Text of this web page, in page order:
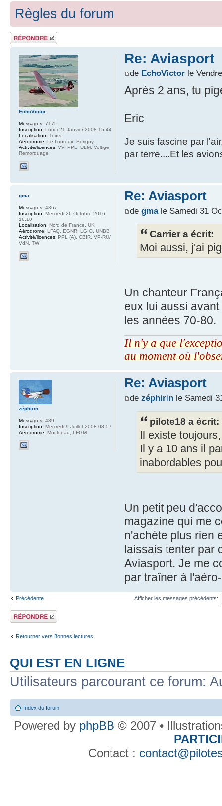
Règles du forum
Répondre
Re: Aviasport
de EchoVictorle
Après 2 ans, tu
Eric
Je suis fascine par
par terre....Et les
EchoVictor
Messages: 7175
Inscription: Lundi 21 Janvier 2008 15:44
Localisation: Tours
Aérodrome: Le Louroux, Sorigny
Activité/licences: VV, PPL, ULM, Voltige,
Remorquage
Re: Aviasport
de gmale Samedi 31
Carrier a écrit:
Moi aussi, j'ai
Un chanteur
eux lui aussi
les années 70-80.
Il n'y a que
au moment où
gma
Messages: 4367
Inscription: Mercredi 26 Octobre 2016
16:19
Localisation: Nord de France, UK
Aérodrome: LFAQ, EGNR, LGIO, UNBB
Activité/licences: PPL (A), CBIR, VP-RU/
VdN, TW
Re: Aviasport
de zéphirinle Samedi
pilote18 a écrit:
Il existe
Il y a 10 ans il
inabordables
Un petit peu
magazine qui me
n'achète plus rien
laissais tenter par
Aviasport. Je me
par traîner à
zéphirin
Messages: 439
Inscription: Mercredi 9 Juillet 2008 08:57
Aérodrome: Montceau, LFGM
Précédente Afficher les messages précédents:
Répondre
Retourner vers Bonnes lectures
QUI EST EN LIGNE
Utilisateurs parcourant ce forum:
Index du forum
Powered by phpBB © 2007 •
Contact :